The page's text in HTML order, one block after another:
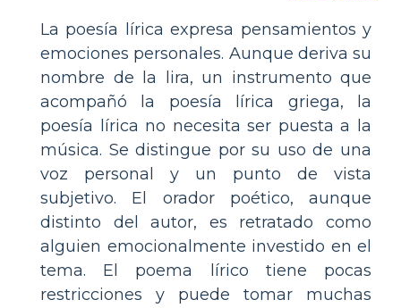
La poesía lírica expresa pensamientos y
emociones personales. Aunque deriva su
nombre de la lira, un instrumento que
acompañó la poesía lírica griega, la
poesía lírica no necesita ser puesta a la
música. Se distingue por su uso de una
voz personal y un punto de vista
subjetivo. El orador poético, aunque
distinto del autor, es retratado como
alguien emocionalmente investido en el
tema. El poema lírico tiene pocas
restricciones y puede tomar muchas